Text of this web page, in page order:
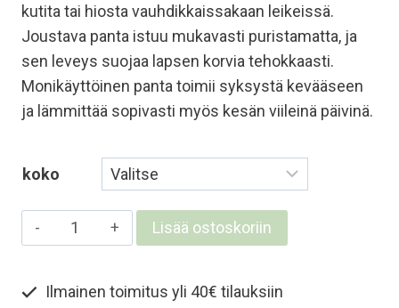
kutita tai hiosta vauhdikkaissakaan leikeissä.
Joustava panta istuu mukavasti puristamatta, ja
sen leveys suojaa lapsen korvia tehokkaasti.
Monikäyttöinen panta toimii syksystä kevääseen
ja lämmittää sopivasti myös kesän viileinä päivinä.
koko
Lasten
ja
merinovillapanta
Lisää ostoskoriin
Ilmainen toimitus yli 40€ tilauksiin